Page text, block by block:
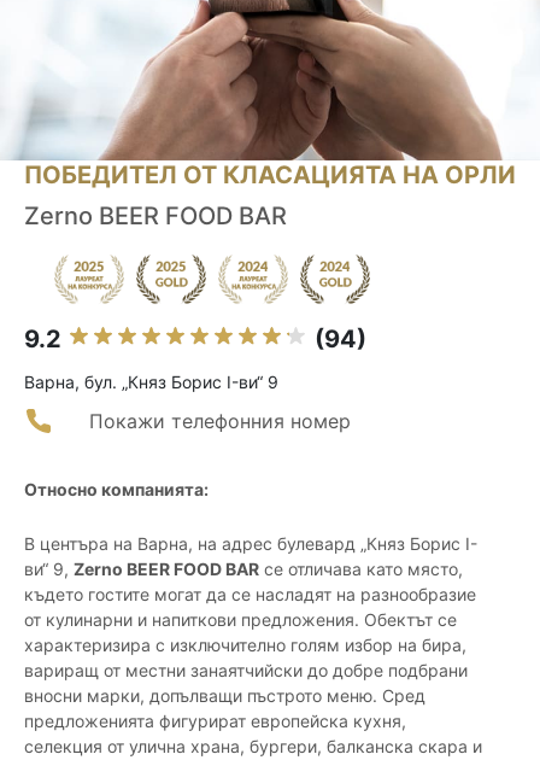
ПОБЕДИТЕЛ ОТ КЛАСАЦИЯТА НА ОРЛИ
Zerno BEER FOOD BAR
9.2 (94)
Варна, бул. „Княз Борис I-ви“ 9
Покажи телефонния номер
Относно компанията:
В центъра на Варна, на адрес булевард „Княз Борис I-
ви“ 9, Zerno BEER FOOD BAR се отличава като място,
където гостите могат да се насладят на разнообразие
от кулинарни и напиткови предложения. Обектът се
характеризира с изключително голям избор на бира,
вариращ от местни занаятчийски до добре подбрани
вносни марки, допълващи пъстрото меню. Сред
предложенията фигурират европейска кухня,
селекция от улична храна, бургери, балканска скара и